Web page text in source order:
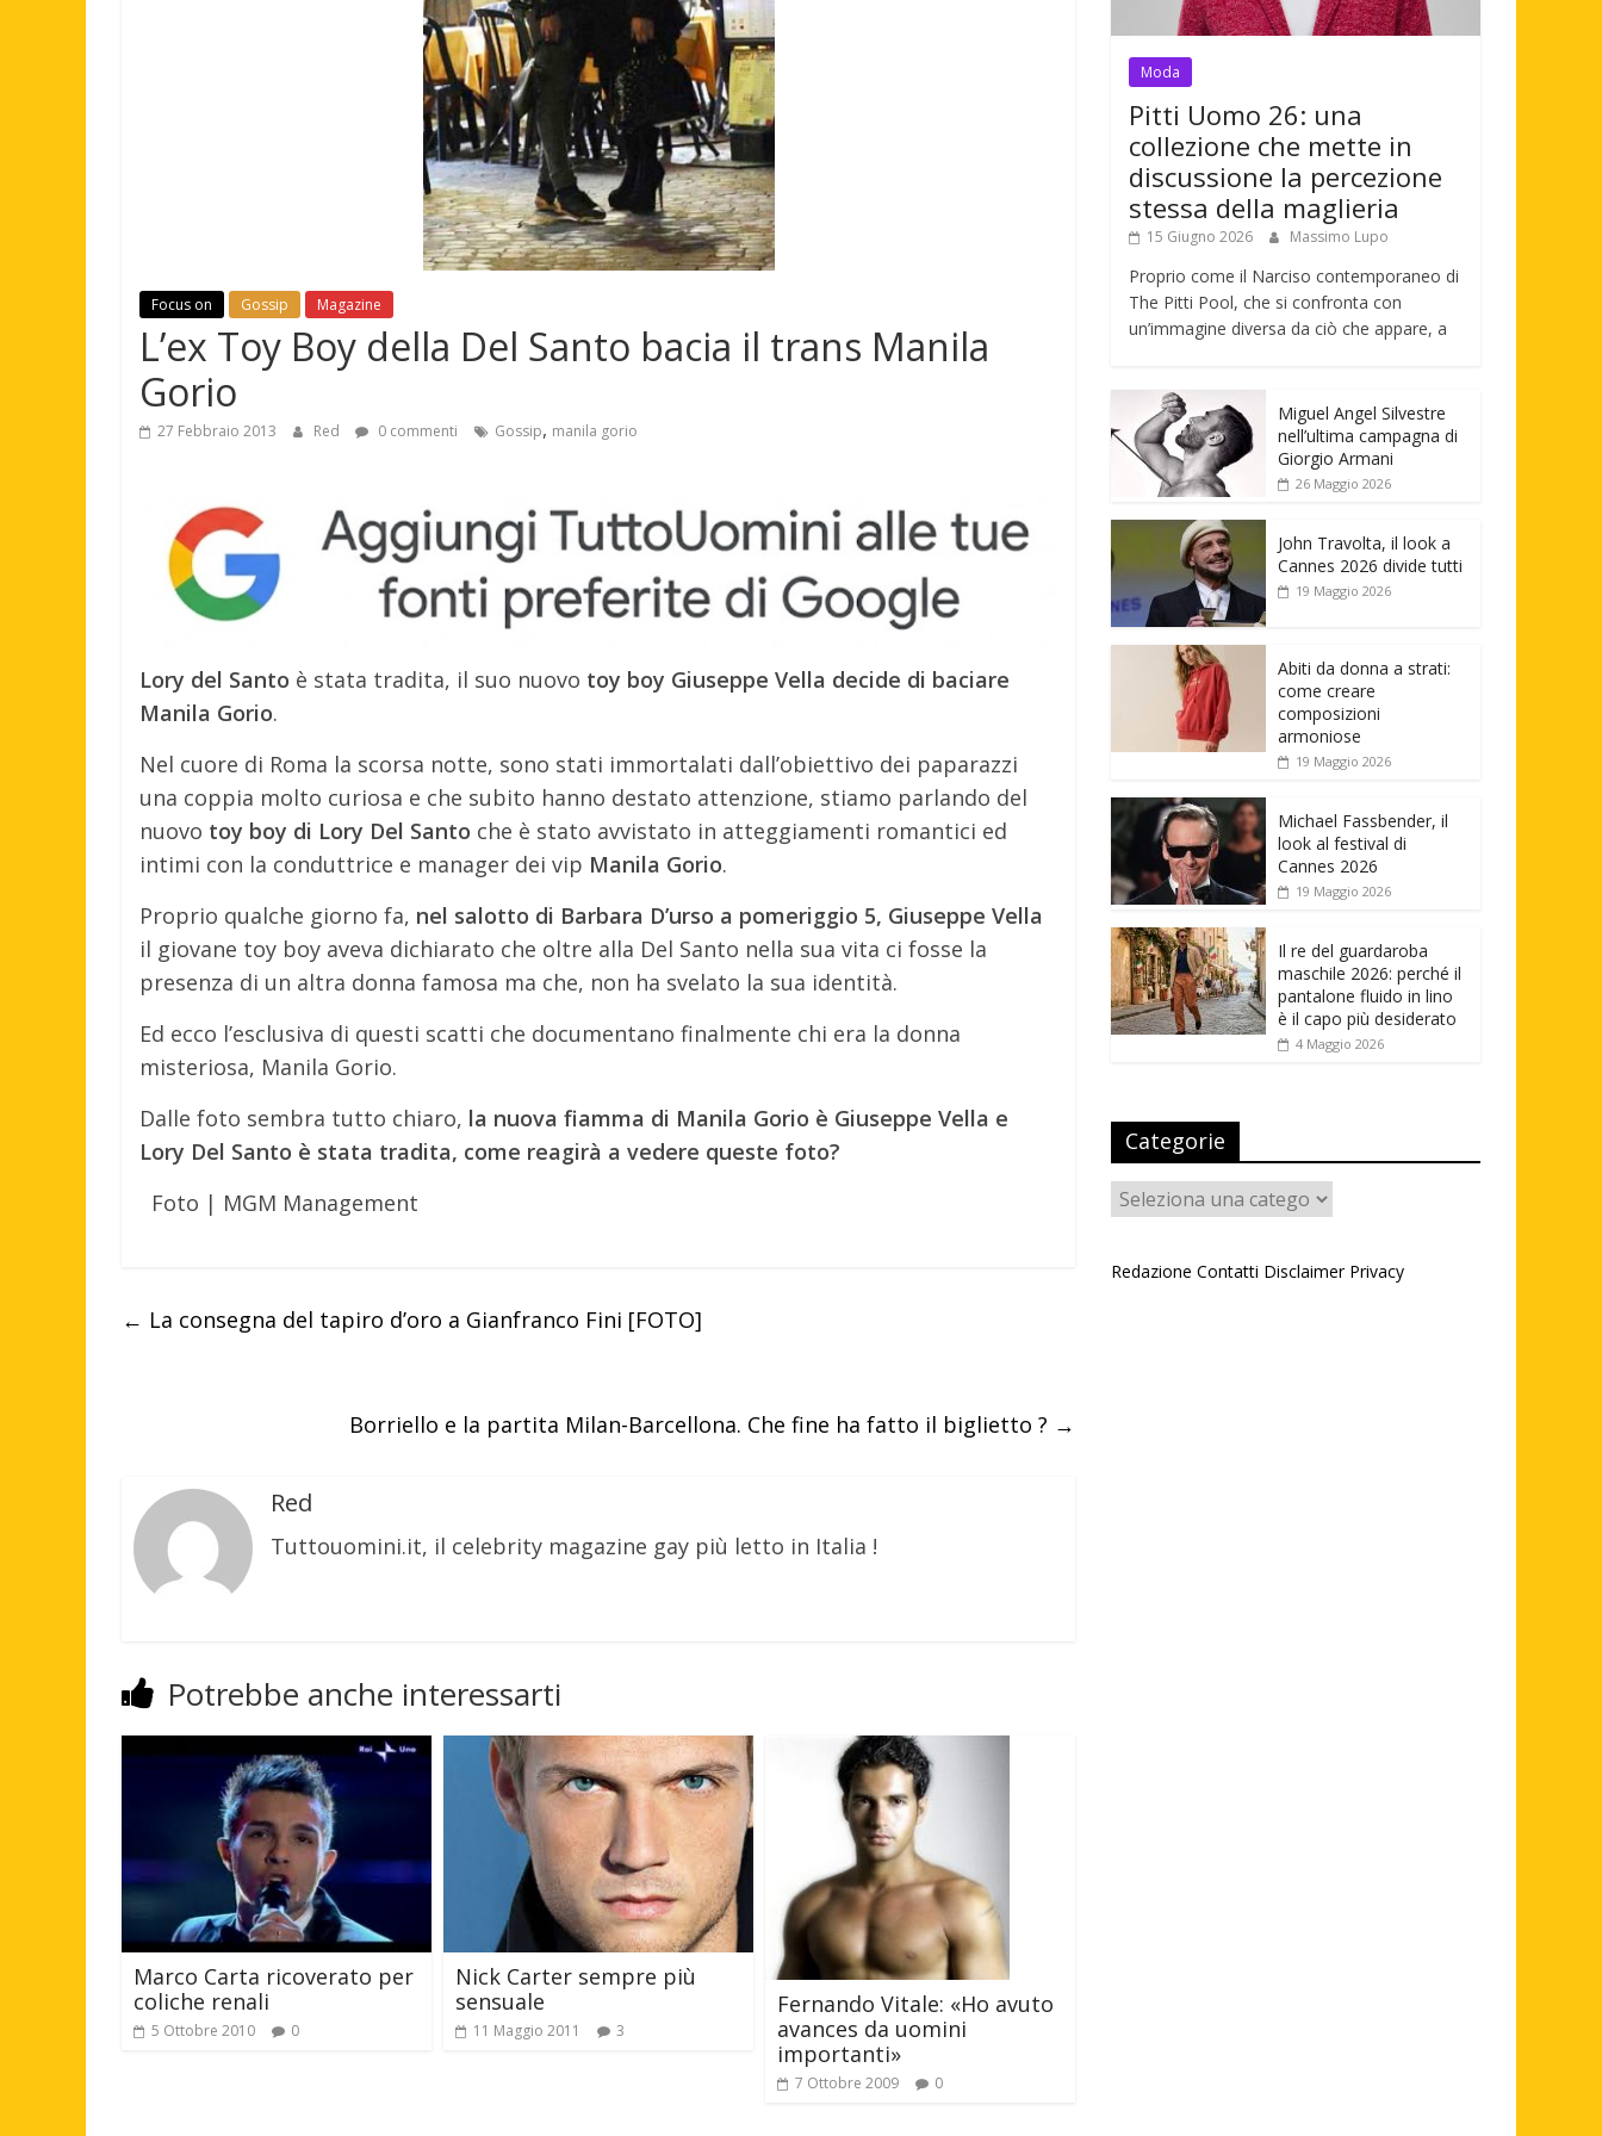
Focus on Gossip Magazine
L’ex Toy Boy della Del Santo bacia il trans Manila
Gorio
27 Febbraio 2013 Red 0 commenti Gossip, manila gorio
Lory del Santo è stata tradita, il suo nuovo toy boy Giuseppe Vella decide di baciare
Manila Gorio.
Nel cuore di Roma la scorsa notte, sono stati immortalati dall’obiettivo dei paparazzi
una coppia molto curiosa e che subito hanno destato attenzione, stiamo parlando del
nuovo toy boy di Lory Del Santo che è stato avvistato in atteggiamenti romantici ed
intimi con la conduttrice e manager dei vip Manila Gorio.
Proprio qualche giorno fa, nel salotto di Barbara D’urso a pomeriggio 5, Giuseppe Vella
il giovane toy boy aveva dichiarato che oltre alla Del Santo nella sua vita ci fosse la
presenza di un altra donna famosa ma che, non ha svelato la sua identità.
Ed ecco l’esclusiva di questi scatti che documentano finalmente chi era la donna
misteriosa, Manila Gorio.
Dalle foto sembra tutto chiaro, la nuova fiamma di Manila Gorio è Giuseppe Vella e
Lory Del Santo è stata tradita, come reagirà a vedere queste foto?
Foto | MGM Management
← La consegna del tapiro d’oro a Gianfranco Fini [FOTO]
Borriello e la partita Milan-Barcellona. Che fine ha fatto il biglietto ? →
Red
Tuttouomini.it, il celebrity magazine gay più letto in Italia !
Potrebbe anche interessarti
Marco Carta ricoverato per
coliche renali
5 Ottobre 2010 0
Nick Carter sempre più
sensuale
11 Maggio 2011 3
Fernando Vitale: «Ho avuto
avances da uomini
importanti»
7 Ottobre 2009 0
Moda
Pitti Uomo 26: una
collezione che mette in
discussione la percezione
stessa della maglieria
15 Giugno 2026 Massimo Lupo
Proprio come il Narciso contemporaneo di
The Pitti Pool, che si confronta con
un’immagine diversa da ciò che appare, a
Miguel Angel Silvestre
nell’ultima campagna di
Giorgio Armani
26 Maggio 2026
John Travolta, il look a
Cannes 2026 divide tutti
19 Maggio 2026
Abiti da donna a strati:
come creare
composizioni
armoniose
19 Maggio 2026
Michael Fassbender, il
look al festival di
Cannes 2026
19 Maggio 2026
Il re del guardaroba
maschile 2026: perché il
pantalone fluido in lino
è il capo più desiderato
4 Maggio 2026
Categorie
Categorie
Redazione Contatti Disclaimer Privacy